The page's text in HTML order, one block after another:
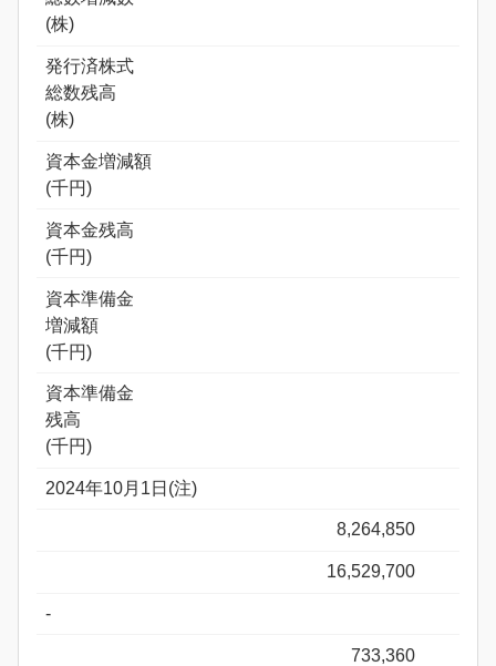
(株)
発行済株式
総数残高
(株)
資本金増減額
(千円)
資本金残高
(千円)
資本準備金
増減額
(千円)
資本準備金
残高
(千円)
2024年10月1日(注)
8,264,850
16,529,700
-
733,360